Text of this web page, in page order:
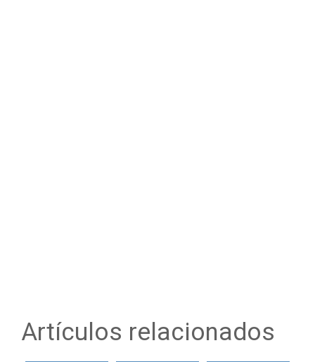
Artículos relacionados